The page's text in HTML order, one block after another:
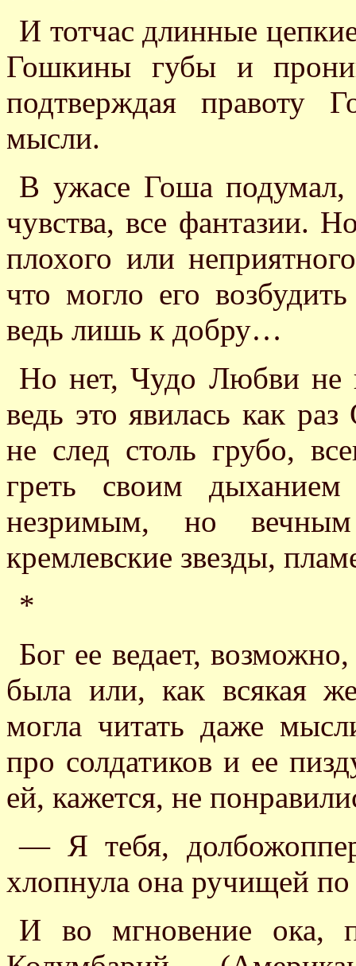
И тотчас длинные
Гошкины губы и
подтверждая правоту
мысли.
В ужасе Гоша подумал,
чувства, все фантазии.
плохого или
что могло его
ведь лишь к добру…
Но нет, Чудо Любви не
ведь это явилась как
не след столь грубо,
греть своим
незримым, но
кремлевские звезды,
*
Бог ее ведает,
была или, как всякая
могла читать даже
про солдатиков и ее
ей, кажется, не
— Я тебя,
хлопнула она ручищей по
И во мгновение ока,